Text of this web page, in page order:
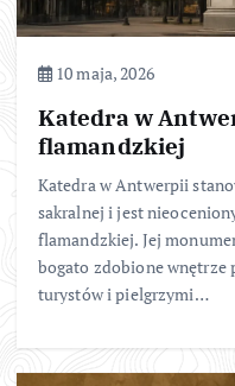
10 maja, 2026
Katedra w
flamandzkiej
Katedra w Antwerpii
sakralnej i jest
flamandzkiej. Jej
bogato zdobione wnętrze
turystów i pielgrzymi…